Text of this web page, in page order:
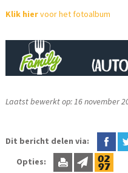
Klik hiervoor het fotoalbum
Laatst bewerkt op: 16 november
Dit bericht delen via:
Opties: